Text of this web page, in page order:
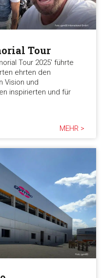
und Anzeigen zu
Medien anbieten zu
zu analysieren.
Verwendung unserer
Werbung und Analysen
möglicherweise
ihnen bereitgestellt
Tour
Tour 2025' führte
ehrten den
Vision und
inspirierten und für
MEHR >